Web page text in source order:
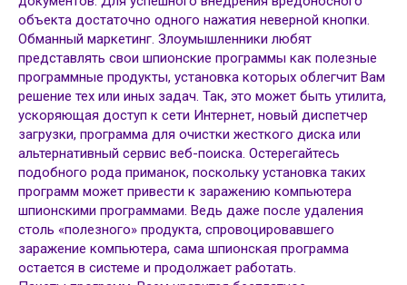
объекта достаточно одного нажатия неверной кнопки.
Обманный маркетинг. Злоумышленники любят
представлять свои шпионские программы как полезные
программные продукты, установка которых облегчит Вам
решение тех или иных задач. Так, это может быть утилита,
ускоряющая доступ к сети Интернет, новый диспетчер
загрузки, программа для очистки жесткого диска или
альтернативный сервис веб-поиска. Остерегайтесь
подобного рода приманок, поскольку установка таких
программ может привести к заражению компьютера
шпионскими программами. Ведь даже после удаления
столь «полезного» продукта, спровоцировавшего
заражение компьютера, сама шпионская программа
остается в системе и продолжает работать.